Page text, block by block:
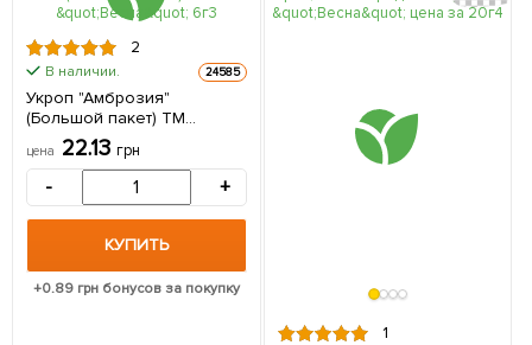
2
В наличии. 24585
Укроп "Амброзия"
(Большой пакет) ТМ
"Весна" 6г
цена 22.13 грн
- +
КУПИТЬ
+0.89 грн бонусов за покупку
1